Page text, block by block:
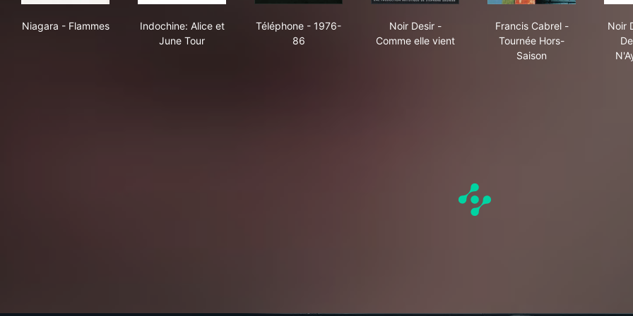
Niagara - Flammes
Indochine: Alice et
June Tour
Téléphone - 1976-
86
Noir Desir -
Comme elle vient
Francis Cabrel -
Tournée Hors-
Saison
Noir